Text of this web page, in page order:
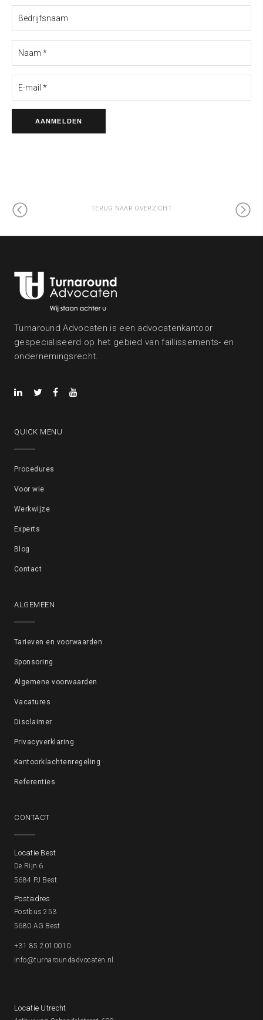
TERUG NAAR OVERZICHT
Turnaround Advocaten is een advocatenkantoor
gespecialiseerd op het gebied van faillissements- en
ondernemingsrecht.
QUICK MENU
Procedures
Voor wie
Werkwijze
Experts
Blog
Contact
ALGEMEEN
Tarieven en voorwaarden
Sponsoring
Algemene voorwaarden
Vacatures
Disclaimer
Privacyverklaring
Kantoorklachtenregeling
Referenties
CONTACT
Locatie Best
De Rijn 6
5684 PJ Best
Postadres
Postbus 253
5680 AG Best
+31 85 2010010
info@turnaroundadvocaten.nl
Locatie Utrecht